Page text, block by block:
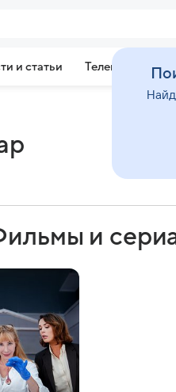
и статьи Телепрограмма
и